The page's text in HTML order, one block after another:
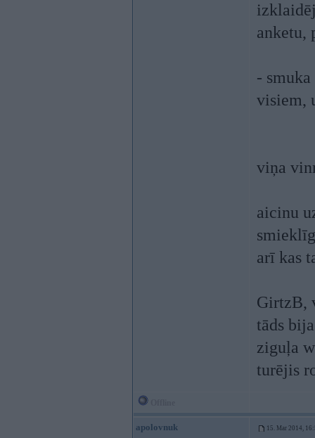
anketu,
-
visiem,
viņa
aicinu
arī kas
GirtzB,
tāds
ziguļa
turējis
apolovnuk 15. Mar 2014,